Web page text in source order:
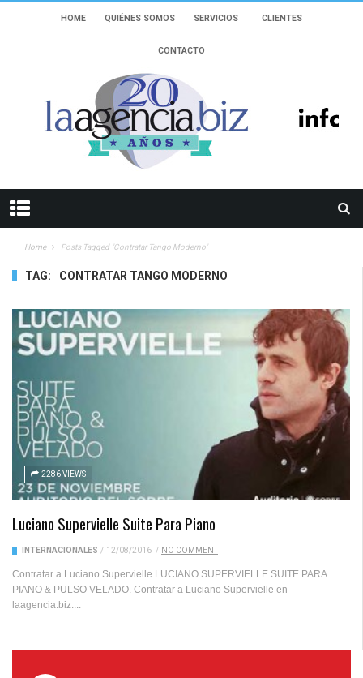
HOME QUIÉNES SOMOS SERVICIOS CLIENTES
CONTACTO
Home Posts Tagged "contratar Tango Moderno"
TAG: CONTRATAR TANGO MODERNO
2286 VIEWS
Luciano Supervielle Suite Para Piano
INTERNACIONALES / 12/08/2016 / NO COMMENT
Contratar a Luciano Supervielle LUCIANO SUPERVIELLE SUITE PARA
PIANO & PULSO VELADO. Contratar a Luciano Supervielle en
laagencia.biz....